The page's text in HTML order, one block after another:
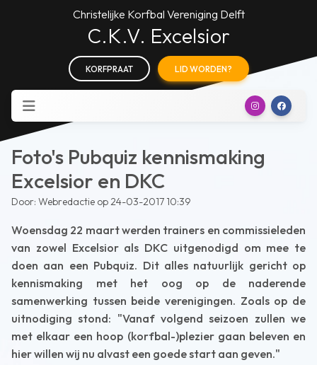
Christelijke Korfbal Vereniging Delft
C.K.V. Excelsior
KORFPRAAT LID WORDEN?
Foto's Pubquiz kennismaking
Excelsior en DKC
Door: Webredactie op 24-03-2017 10:39
Woensdag 22 maart werden trainers en commissieleden
van zowel Excelsior als DKC uitgenodigd om mee te
doen aan een Pubquiz. Dit alles natuurlijk gericht op
kennismaking met het oog op de naderende
samenwerking tussen beide verenigingen. Zoals op de
uitnodiging stond: "Vanaf volgend seizoen zullen we
met elkaar een hoop (korfbal-)plezier gaan beleven en
hier willen wij nu alvast een goede start aan geven."